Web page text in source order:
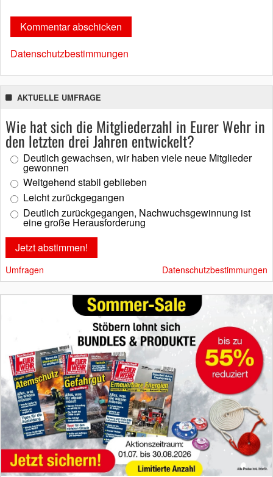
Datenschutzbestimmungen
AKTUELLE UMFRAGE
Wie hat sich die Mitgliederzahl in Eurer Wehr in
den letzten drei Jahren entwickelt?
Deutlich gewachsen, wir haben viele neue Mitglieder
gewonnen
Weitgehend stabil geblieben
Leicht zurückgegangen
Deutlich zurückgegangen, Nachwuchsgewinnung ist
eine große Herausforderung
Umfragen Datenschutzbestimmungen